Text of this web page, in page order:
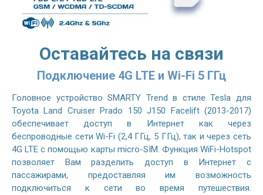
Оставайтесь на связи
Подключение 4G LTE и Wi-Fi 5 ГГц
Головное устройство SMARTY Trend в стиле Tesla для
Toyota Land Cruiser Prado 150 J150 Facelift (2013-2017)
обеспечивает доступ в Интернет как через
беспроводные сети Wi-Fi (2,4 ГГц, 5 ГГц), так и через сеть
4G LTE с помощью карты micro-SIM. Функция WiFi-Hotspot
позволяет Вам разделить доступ в Интернет с
пассажирами, предоставляя им возможность
подключиться к сети во время путешествия.